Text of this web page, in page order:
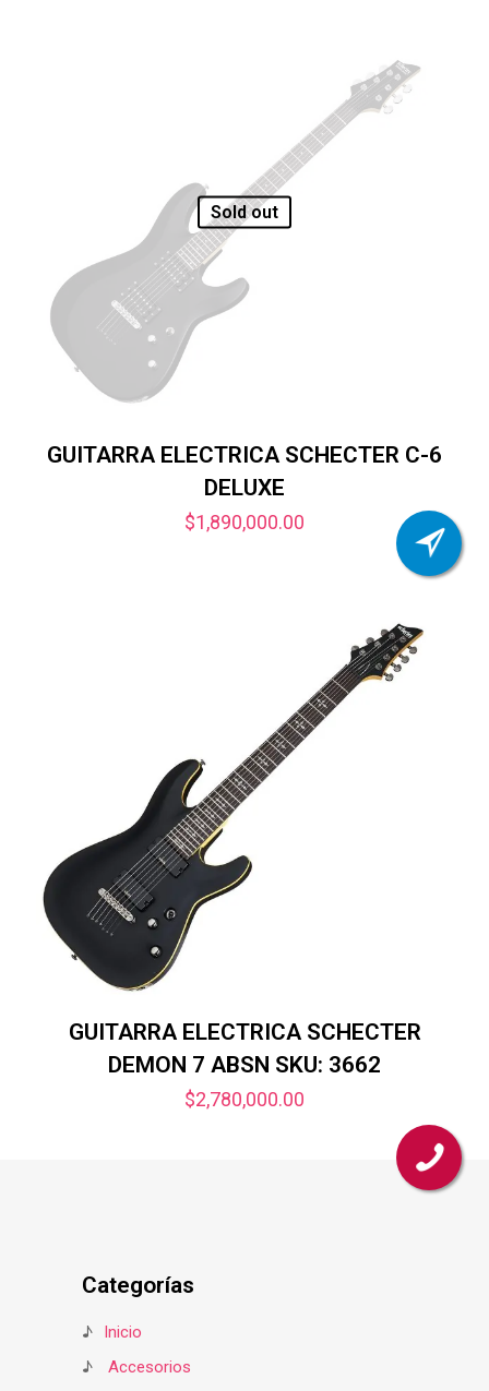
Sold out
GUITARRA ELECTRICA SCHECTER C-6
DELUXE
$1,890,000.00
GUITARRA ELECTRICA SCHECTER
DEMON 7 ABSN SKU: 3662
$2,780,000.00
Categorías
♪
Inicio
♪
Accesorios